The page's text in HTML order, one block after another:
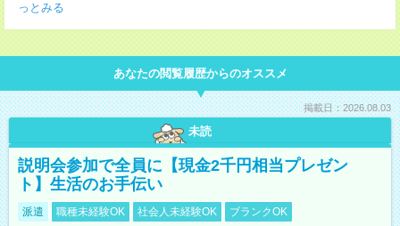
っとみる
あなたの閲覧履歴からのオススメ
掲載日：2026.08.03
未読
説明会参加で全員に【現金2千円相当プレゼン
ト】生活のお手伝い
派遣 職種未経験OK 社会人未経験OK
ブランクOK